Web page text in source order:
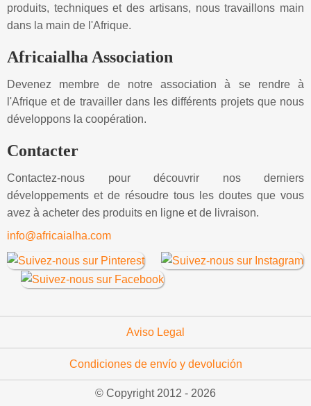
produits, techniques et des artisans, nous travaillons main
dans la main de l'Afrique.
Africaialha Association
Devenez membre de notre association à se rendre à
l'Afrique et de travailler dans les différents projets que nous
développons la coopération.
Contacter
Contactez-nous pour découvrir nos derniers
développements et de résoudre tous les doutes que vous
avez à acheter des produits en ligne et de livraison.
info@africaialha.com
Aviso Legal
Condiciones de envío y devolución
© Copyright 2012 - 2026